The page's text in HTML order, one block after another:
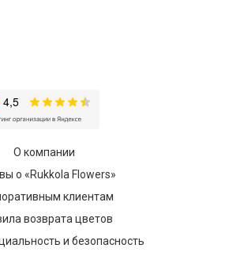
О компании
о «Rukkola Flowers»
клиентам
возврата цветов
и безопасность